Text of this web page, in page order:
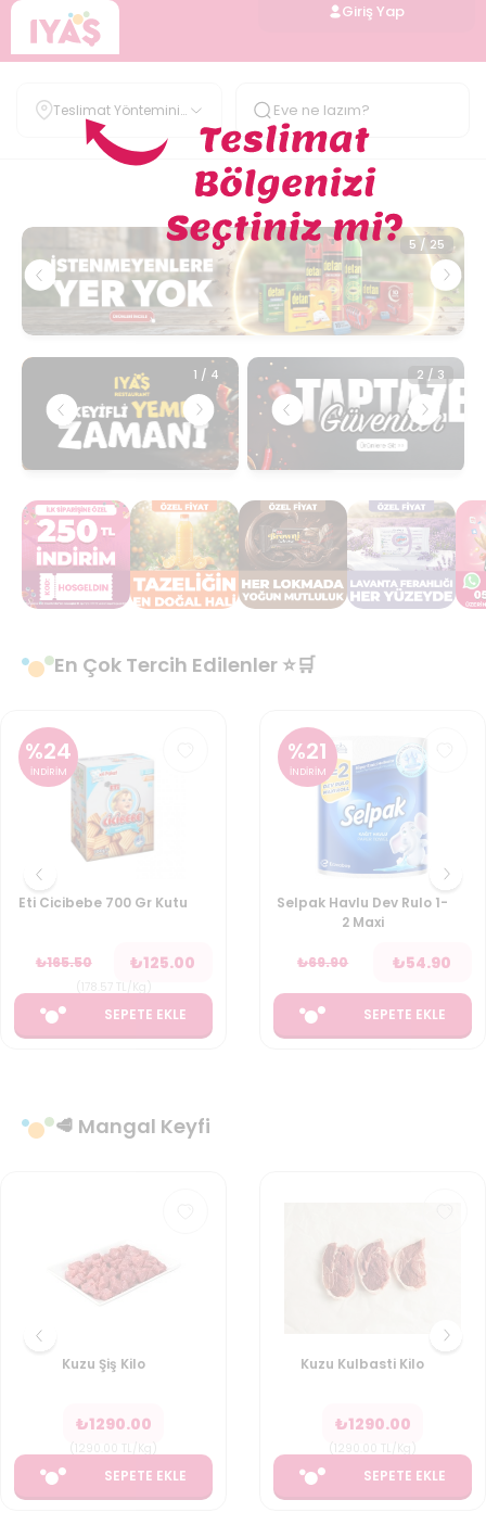
Giriş Yap
Teslimat Yöntemini
Belirle
5 / 25
1 / 4 2 / 3
En Çok Tercih Edilenler ⭐🛒
%24
İNDİRİM
Eti Cicibebe 700 Gr Kutu
₺165.50 ₺125.00
SEPETE EKLE
%21
İNDİRİM
Selpak Havlu Dev Rulo 1-
2 Maxi
₺69.90 ₺54.90
SEPETE EKLE
🥩 Mangal Keyfi
Kuzu Şiş Kilo
₺1290.00
SEPETE EKLE
Kuzu Kulbasti Kilo
₺1290.00
SEPETE EKLE